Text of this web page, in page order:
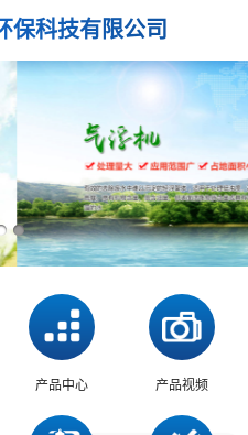
保科技有限公司
产品中心 产品视频